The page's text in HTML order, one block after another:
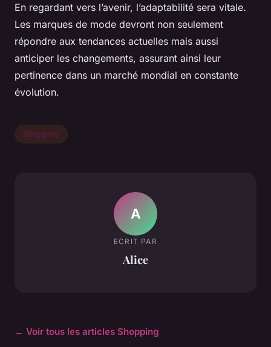
En regardant vers l’avenir, l’adaptabilité sera vitale.
Les marques de mode devront non seulement
répondre aux tendances actuelles mais aussi
anticiper les changements, assurant ainsi leur
pertinence dans un marché mondial en constante
évolution.
Shopping
A
ECRIT PAR
Alice
← Voir tous les articles Shopping